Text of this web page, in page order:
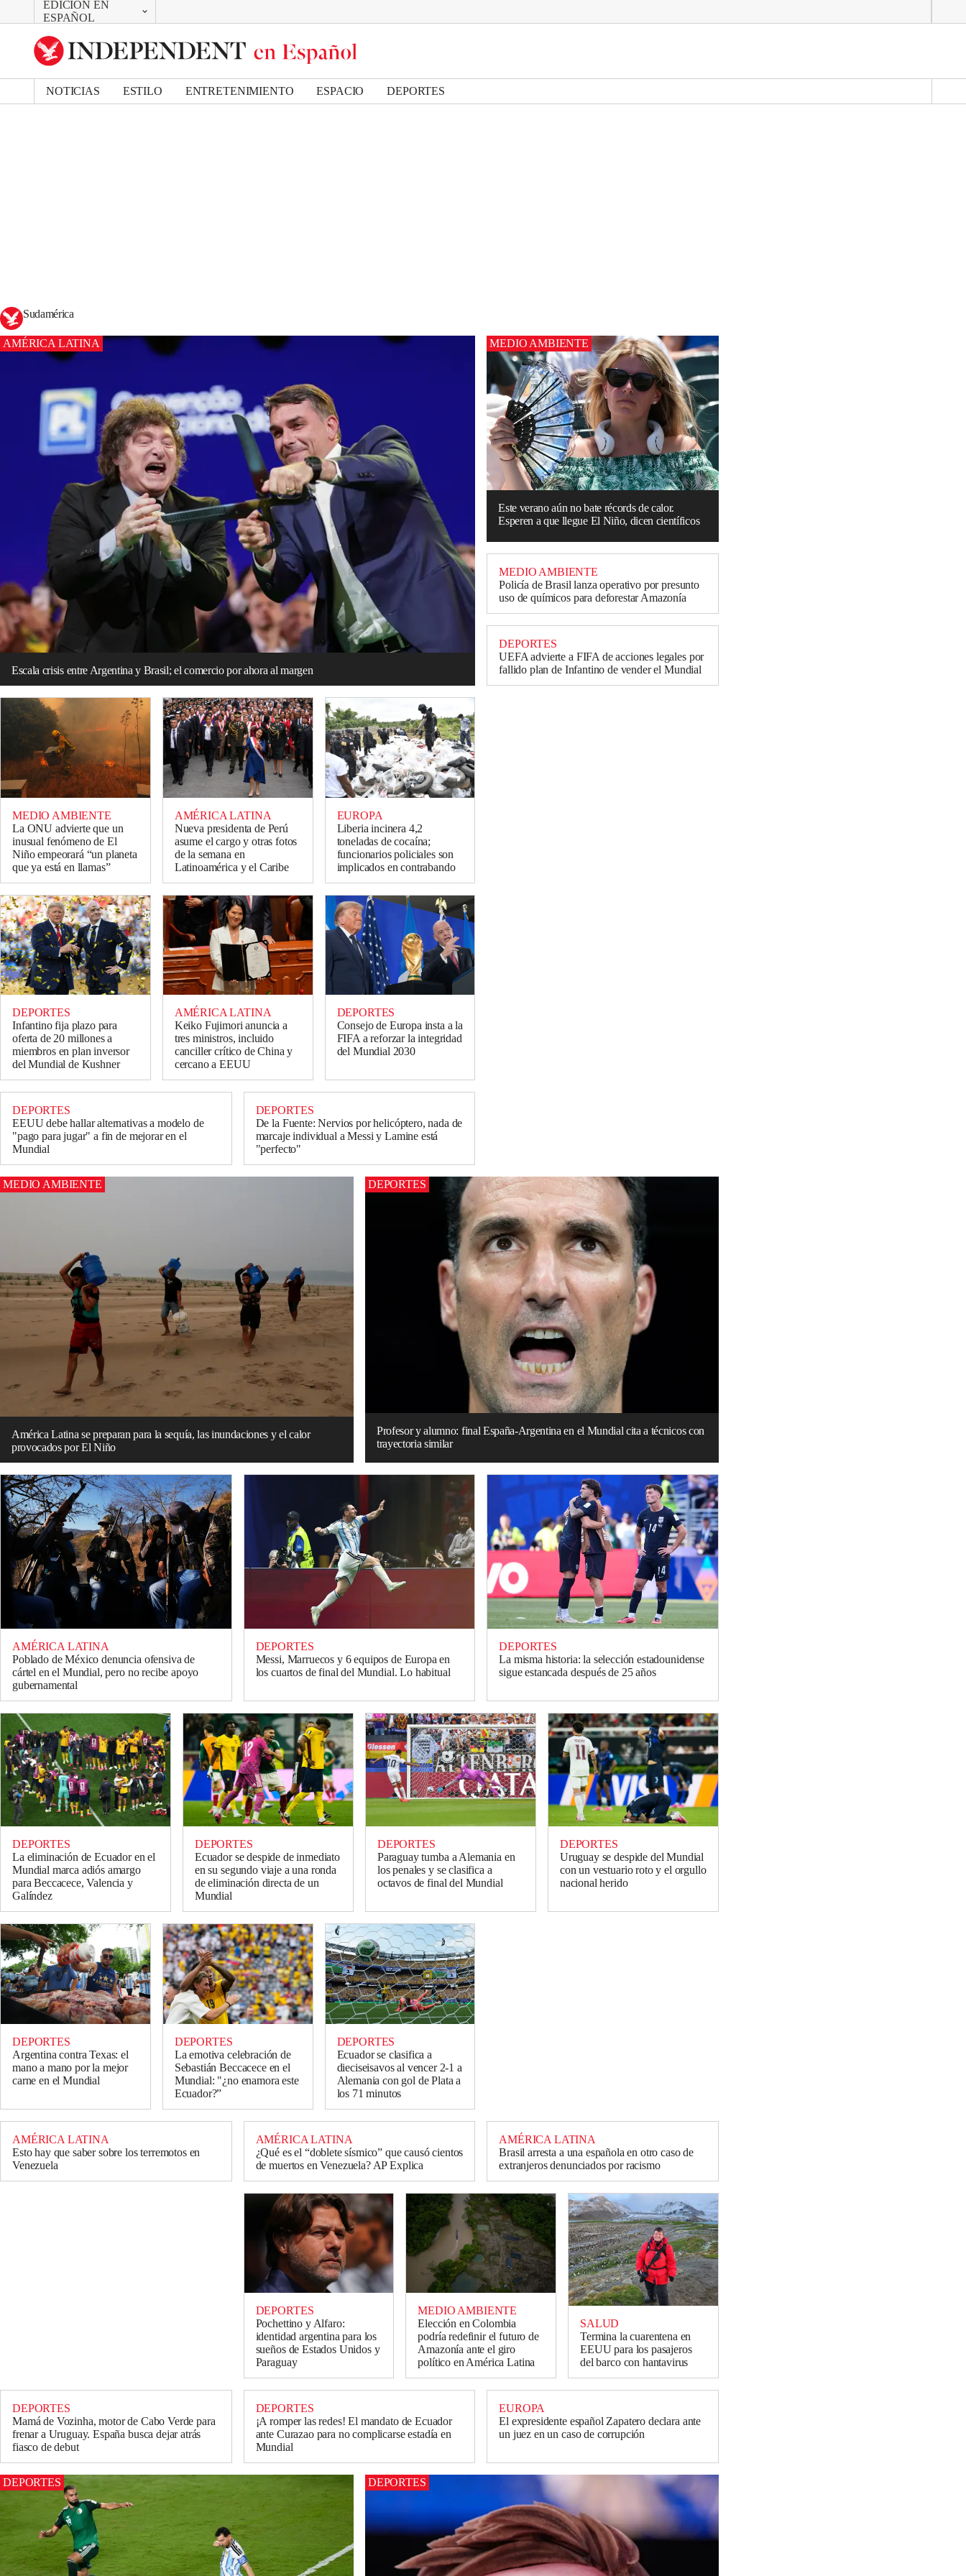
EDICIÓN EN
ESPAÑOL
CAMBIAR
UK Edition
US Edition
NOTICIAS ESTILO ENTRETENIMIENTO ESPACIO DEPORTES
Sudamérica
AMÉRICA LATINA
Escala crisis entre Argentina y Brasil; el comercio por ahora al margen
MEDIO AMBIENTE
Este verano aún no bate récords de calor.
Esperen a que llegue El Niño, dicen científicos
MEDIO AMBIENTE
Policía de Brasil lanza operativo por presunto
uso de químicos para deforestar Amazonía
DEPORTES
UEFA advierte a FIFA de acciones legales por
fallido plan de Infantino de vender el Mundial
MEDIO AMBIENTE
La ONU advierte que un
inusual fenómeno de El
Niño empeorará “un planeta
que ya está en llamas”
AMÉRICA LATINA
Nueva presidenta de Perú
asume el cargo y otras fotos
de la semana en
Latinoamérica y el Caribe
EUROPA
Liberia incinera 4,2
toneladas de cocaína;
funcionarios policiales son
implicados en contrabando
DEPORTES
Infantino fija plazo para
oferta de 20 millones a
miembros en plan inversor
del Mundial de Kushner
AMÉRICA LATINA
Keiko Fujimori anuncia a
tres ministros, incluido
canciller crítico de China y
cercano a EEUU
DEPORTES
Consejo de Europa insta a la
FIFA a reforzar la integridad
del Mundial 2030
DEPORTES
EEUU debe hallar alternativas a modelo de
"pago para jugar" a fin de mejorar en el
Mundial
DEPORTES
De la Fuente: Nervios por helicóptero, nada de
marcaje individual a Messi y Lamine está
"perfecto"
MEDIO AMBIENTE
América Latina se preparan para la sequía, las inundaciones y el calor
provocados por El Niño
DEPORTES
Profesor y alumno: final España-Argentina en el Mundial cita a técnicos con
trayectoria similar
AMÉRICA LATINA
Poblado de México denuncia ofensiva de
cártel en el Mundial, pero no recibe apoyo
gubernamental
DEPORTES
Messi, Marruecos y 6 equipos de Europa en
los cuartos de final del Mundial. Lo habitual
DEPORTES
La misma historia: la selección estadounidense
sigue estancada después de 25 años
DEPORTES
La eliminación de Ecuador en el
Mundial marca adiós amargo
para Beccacece, Valencia y
Galíndez
DEPORTES
Ecuador se despide de inmediato
en su segundo viaje a una ronda
de eliminación directa de un
Mundial
DEPORTES
Paraguay tumba a Alemania en
los penales y se clasifica a
octavos de final del Mundial
DEPORTES
Uruguay se despide del Mundial
con un vestuario roto y el orgullo
nacional herido
DEPORTES
Argentina contra Texas: el
mano a mano por la mejor
carne en el Mundial
DEPORTES
La emotiva celebración de
Sebastián Beccacece en el
Mundial: "¿no enamora este
Ecuador?”
DEPORTES
Ecuador se clasifica a
dieciseisavos al vencer 2-1 a
Alemania con gol de Plata a
los 71 minutos
AMÉRICA LATINA
Esto hay que saber sobre los terremotos en
Venezuela
AMÉRICA LATINA
¿Qué es el “doblete sísmico” que causó cientos
de muertos en Venezuela? AP Explica
AMÉRICA LATINA
Brasil arresta a una española en otro caso de
extranjeros denunciados por racismo
DEPORTES
Pochettino y Alfaro:
identidad argentina para los
sueños de Estados Unidos y
Paraguay
MEDIO AMBIENTE
Elección en Colombia
podría redefinir el futuro de
Amazonía ante el giro
político en América Latina
SALUD
Termina la cuarentena en
EEUU para los pasajeros
del barco con hantavirus
DEPORTES
Mamá de Vozinha, motor de Cabo Verde para
frenar a Uruguay. España busca dejar atrás
fiasco de debut
DEPORTES
¡A romper las redes! El mandato de Ecuador
ante Curazao para no complicarse estadía en
Mundial
EUROPA
El expresidente español Zapatero declara ante
un juez en un caso de corrupción
DEPORTES DEPORTES